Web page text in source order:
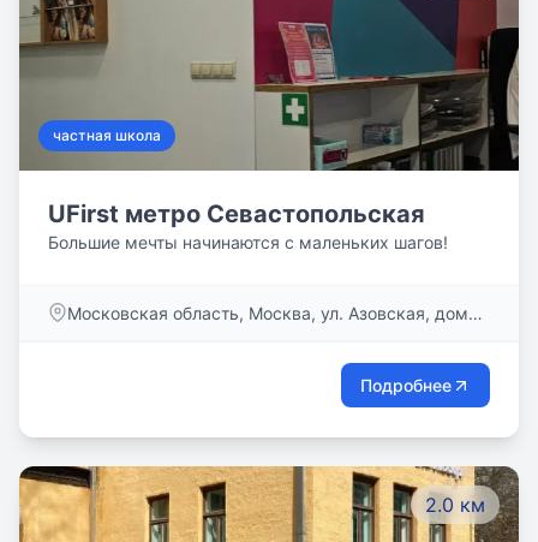
частная школа
UFirst метро Севастопольская
Большие мечты начинаются с маленьких шагов!
Московская область, Москва, ул. Азовская, дом
Подробнее
2.0 км